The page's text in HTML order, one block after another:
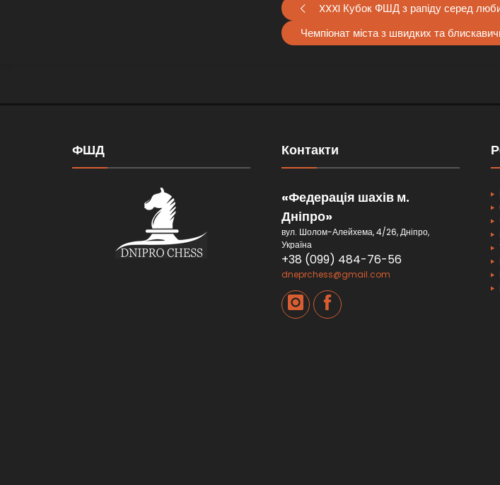
XXXI Кубок ФШД з рапіду серед
Чемпіонат міста з швидких та
ФШД Контакти
«Федерація шахів м.
Дніпро»
вул. Шолом-Алейхема, 4/26, Дніпро,
Україна
+38 (099) 484-76-56
dneprchess@gmail.com